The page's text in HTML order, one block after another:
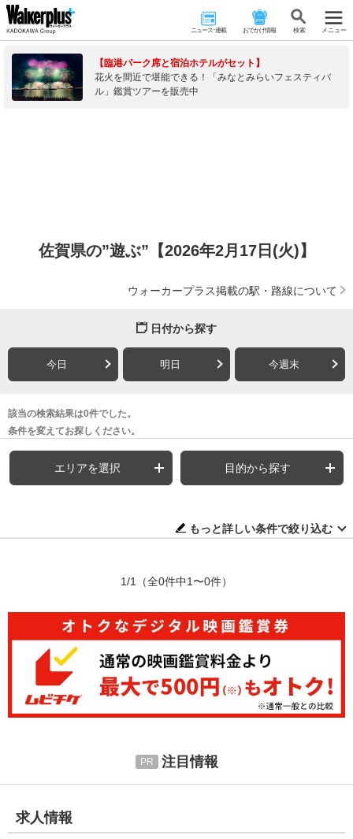
ニュース･連載 おでかけ情報 検 索 メニュー
【臨港パーク席と宿泊ホテルがセット】
花火を間近で堪能できる！「みなとみらいフェスティバ
ル」鑑賞ツアーを販売中
佐賀県の”遊ぶ”【2026年2月17日(火)】
ウォーカープラス掲載の駅・路線について
日付から探す
今日 明日 今週末
該当の検索結果は0件でした。
条件を変えてお探しください。
エリアを選択 目的から探す
もっと詳しい条件で絞り込む
1/1 （全0件中1〜0件）
注目情報
求人情報